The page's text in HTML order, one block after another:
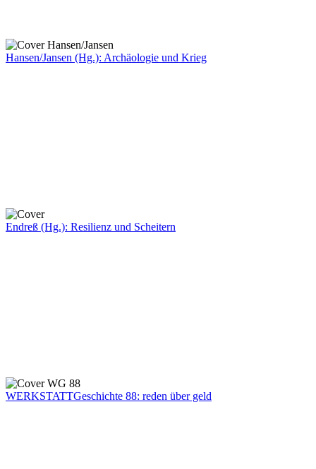
Hansen/Jansen (Hg.): Archäologie und Krieg
Endreß (Hg.): Resilienz und Scheitern
WERKSTATTGeschichte 88: reden über geld